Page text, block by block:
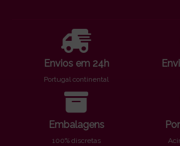
Envios em 24h
Portugal continental
Embalagens
100% discretas